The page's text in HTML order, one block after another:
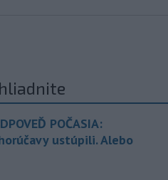
POČASIA:
ustúpili. Alebo